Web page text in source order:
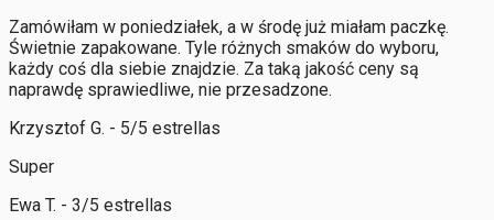
Zamówiłam w poniedziałek, a w środę już miałam paczkę.
Świetnie zapakowane. Tyle różnych smaków do wyboru,
każdy coś dla siebie znajdzie. Za taką jakość ceny są
naprawdę sprawiedliwe, nie przesadzone.
Krzysztof G. - 5/5 estrellas
Super
Ewa T. - 3/5 estrellas